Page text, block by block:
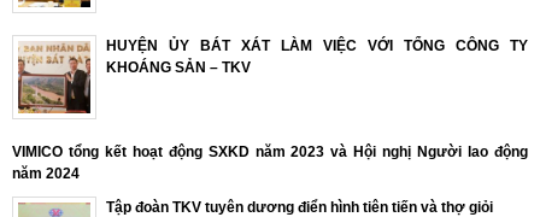
HUYỆN ỦY BÁT XÁT LÀM VIỆC VỚI TỔNG CÔNG TY
KHOÁNG SẢN – TKV
VIMICO tổng kết hoạt động SXKD năm 2023 và Hội nghị Người lao động
năm 2024
Tập đoàn TKV tuyên dương điển hình tiên tiến và thợ giỏi